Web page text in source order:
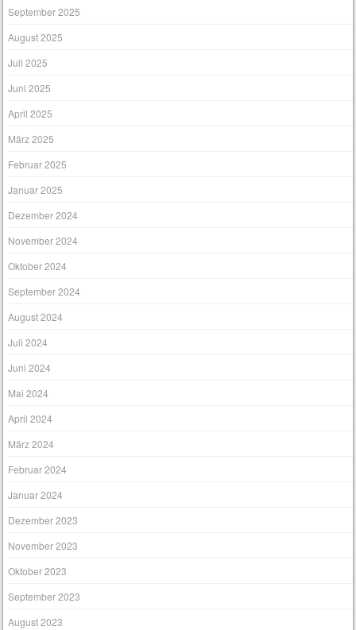
September 2025
August 2025
Juli 2025
Juni 2025
April 2025
März 2025
Februar 2025
Januar 2025
Dezember 2024
November 2024
Oktober 2024
September 2024
August 2024
Juli 2024
Juni 2024
Mai 2024
April 2024
März 2024
Februar 2024
Januar 2024
Dezember 2023
November 2023
Oktober 2023
September 2023
August 2023